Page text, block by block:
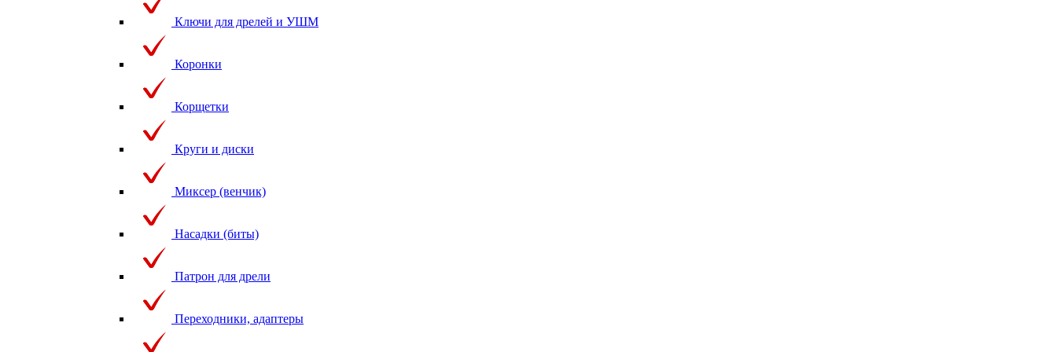
Ключи для дрелей и УШМ
Коронки
Корщетки
Круги и диски
Миксер (венчик)
Насадки (биты)
Патрон для дрели
Переходники, адаптеры